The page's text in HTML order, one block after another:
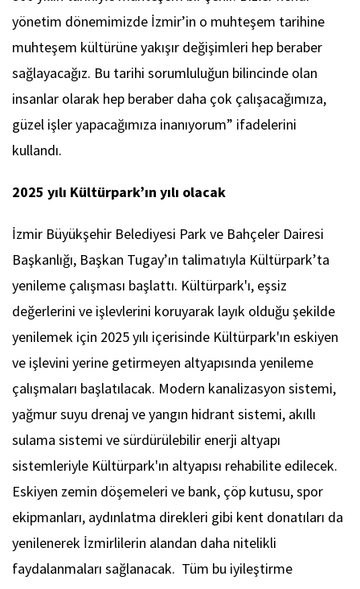
yönetim dönemimizde İzmir’in o muhteşem tarihine
muhteşem kültürüne yakışır değişimleri hep beraber
sağlayacağız. Bu tarihi sorumluluğun bilincinde olan
insanlar olarak hep beraber daha çok çalışacağımıza,
güzel işler yapacağımıza inanıyorum” ifadelerini
kullandı.
2025 yılı Kültürpark’ın yılı olacak
İzmir Büyükşehir Belediyesi Park ve Bahçeler Dairesi
Başkanlığı, Başkan Tugay’ın talimatıyla Kültürpark’ta
yenileme çalışması başlattı. Kültürpark'ı, eşsiz
değerlerini ve işlevlerini koruyarak layık olduğu şekilde
yenilemek için 2025 yılı içerisinde Kültürpark'ın eskiyen
ve işlevini yerine getirmeyen altyapısında yenileme
çalışmaları başlatılacak. Modern kanalizasyon sistemi,
yağmur suyu drenaj ve yangın hidrant sistemi, akıllı
sulama sistemi ve sürdürülebilir enerji altyapı
sistemleriyle Kültürpark'ın altyapısı rehabilite edilecek.
Eskiyen zemin döşemeleri ve bank, çöp kutusu, spor
ekipmanları, aydınlatma direkleri gibi kent donatıları da
yenilenerek İzmirlilerin alandan daha nitelikli
faydalanmaları sağlanacak. Tüm bu iyileştirme